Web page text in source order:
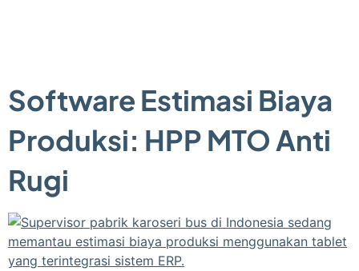
Software Estimasi Biaya
Produksi: HPP MTO Anti
Rugi